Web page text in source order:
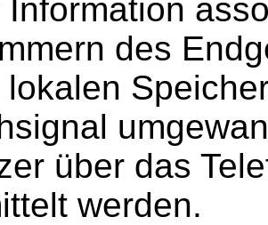
Information
des
lokalen
über das
werden.